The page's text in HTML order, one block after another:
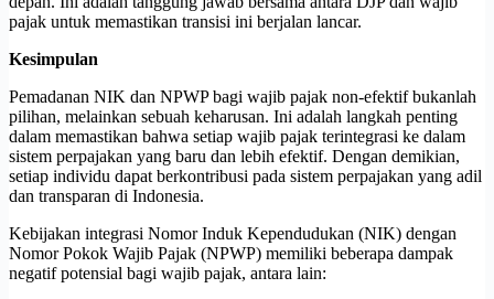
pajak untuk memastikan transisi ini berjalan lancar.
Kesimpulan
Pemadanan NIK dan NPWP bagi wajib pajak non-efektif bukanlah
pilihan, melainkan sebuah keharusan. Ini adalah langkah penting
dalam memastikan bahwa setiap wajib pajak terintegrasi ke dalam
sistem perpajakan yang baru dan lebih efektif. Dengan demikian,
setiap individu dapat berkontribusi pada sistem perpajakan yang adil
dan transparan di Indonesia.
Kebijakan integrasi Nomor Induk Kependudukan (NIK) dengan
Nomor Pokok Wajib Pajak (NPWP) memiliki beberapa dampak
negatif potensial bagi wajib pajak, antara lain: